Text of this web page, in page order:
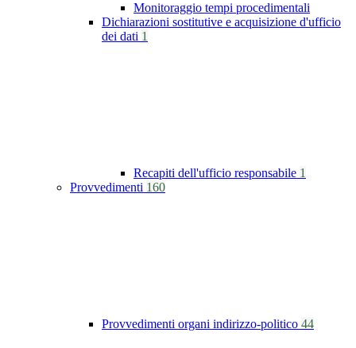
Monitoraggio tempi procedimentali
Dichiarazioni sostitutive e acquisizione d'ufficio
dei dati 1
Recapiti dell'ufficio responsabile 1
Provvedimenti 160
Provvedimenti organi indirizzo-politico 44